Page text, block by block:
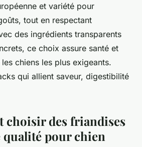
et variété pour
tout en respectant
des ingrédients transparents
ce choix assure santé et
chiens les plus exigeants.
qui allient saveur, digestibilité
choisir des friandises
qualité pour chien